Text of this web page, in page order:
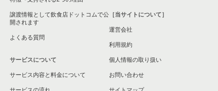
譲渡情報として飲食店ドットコムで公
開されます
よくある質問
サービスについて
サービス内容と料金について
［当サイトについて］
運営会社
利用規約
個人情報の取り扱い
お問い合わせ